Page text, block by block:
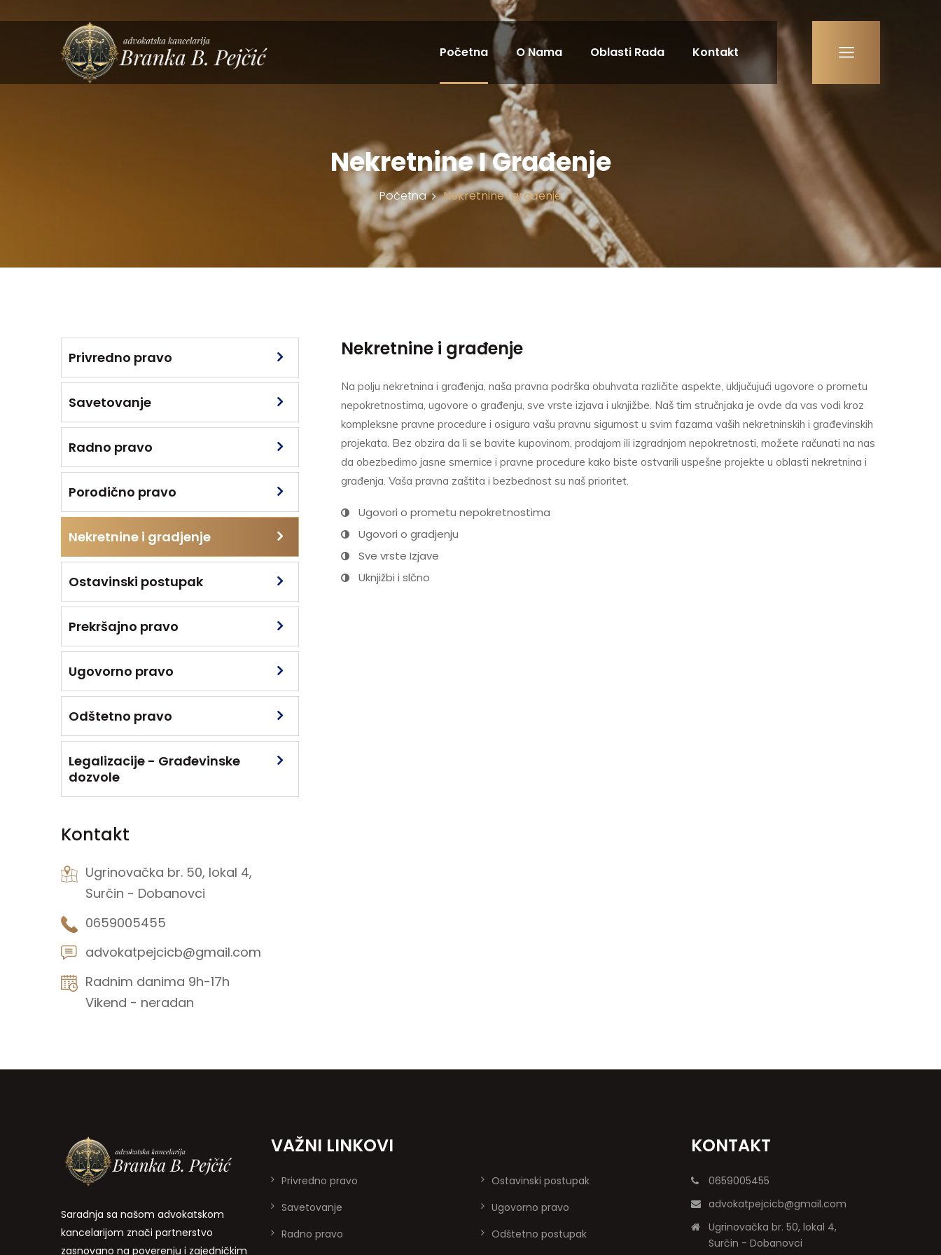
Početna O Nama Oblasti Rada Kontakt
Nekretnine I Građenje
Početna Nekretnine i građenje
Privredno pravo
Savetovanje
Radno pravo
Porodično pravo
Nekretnine i gradjenje
Ostavinski postupak
Prekršajno pravo
Ugovorno pravo
Odštetno pravo
Legalizacije - Građevinske
dozvole
Kontakt
Ugrinovačka br. 50, lokal 4,
Surčin - Dobanovci
0659005455
advokatpejcicb@gmail.com
Radnim danima 9h-17h
Vikend - neradan
Nekretnine i građenje
Na polju nekretnina i građenja, naša pravna podrška obuhvata različite aspekte, uključujući ugovore o prometu
nepokretnostima, ugovore o građenju, sve vrste izjava i uknjižbe. Naš tim stručnjaka je ovde da vas vodi kroz
kompleksne pravne procedure i osigura vašu pravnu sigurnost u svim fazama vaših nekretninskih i građevinskih
projekata. Bez obzira da li se bavite kupovinom, prodajom ili izgradnjom nepokretnosti, možete računati na nas
da obezbedimo jasne smernice i pravne procedure kako biste ostvarili uspešne projekte u oblasti nekretnina i
građenja. Vaša pravna zaštita i bezbednost su naš prioritet.
Ugovori o prometu nepokretnostima
Ugovori o gradjenju
Sve vrste Izjave
Uknjižbi i slčno
Saradnja sa našom advokatskom
kancelarijom znači partnerstvo
zasnovano na poverenju i zajedničkim
VAŽNI LINKOVI
Privredno pravo
Savetovanje
Radno pravo
Ostavinski postupak
Ugovorno pravo
Odštetno postupak
KONTAKT
0659005455
advokatpejcicb@gmail.com
Ugrinovačka br. 50, lokal 4,
Surčin - Dobanovci